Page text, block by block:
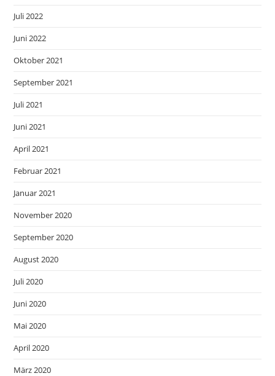
Juli 2022
Juni 2022
Oktober 2021
September 2021
Juli 2021
Juni 2021
April 2021
Februar 2021
Januar 2021
November 2020
September 2020
August 2020
Juli 2020
Juni 2020
Mai 2020
April 2020
März 2020